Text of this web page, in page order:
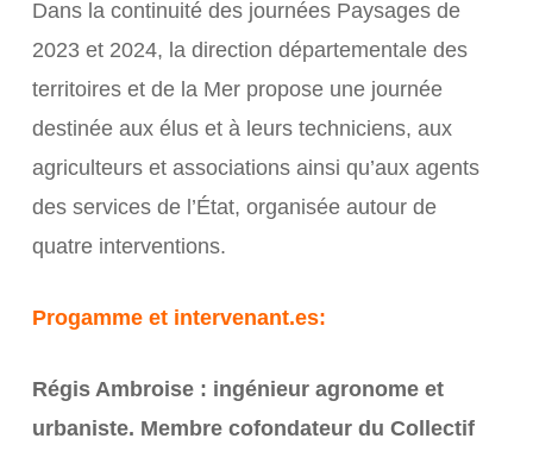
Dans la continuité des journées Paysages de
2023 et 2024, la direction départementale des
territoires et de la Mer propose une journée
destinée aux élus et à leurs techniciens, aux
agriculteurs et associations ainsi qu’aux agents
des services de l’État, organisée autour de
quatre interventions.
Progamme et intervenant.es:
Régis Ambroise : ingénieur agronome et
urbaniste. Membre cofondateur du Collectif